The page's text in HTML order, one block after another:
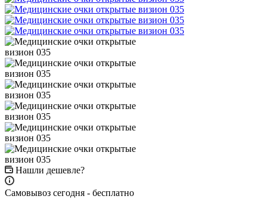
Нашли дешевле?
Самовывоз сегодня - бесплатно